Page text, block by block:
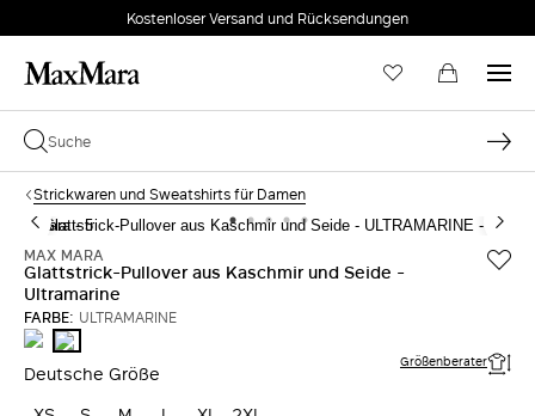
Kostenloser Versand und Rücksendungen
Strickwaren und Sweatshirts für Damen
MAX MARA
Glattstrick-Pullover aus Kaschmir und Seide -
Ultramarine
FARBE: ULTRAMARINE
STEINULTRAMARINE
Deutsche Größe Größenberater